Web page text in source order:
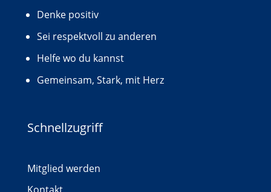
Denke positiv
Sei respektvoll zu anderen
Helfe wo du kannst
Gemeinsam, Stark, mit Herz
Schnellzugriff
Mitglied werden